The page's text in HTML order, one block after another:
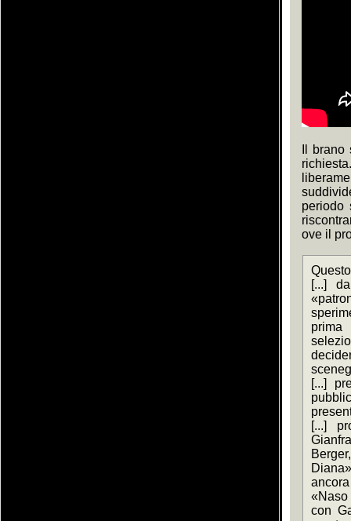
Il
periodo
ove il
[...]
[...]
[...]
con